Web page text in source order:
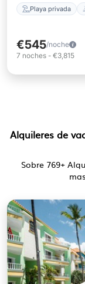
Playa privada
€545/noche
7 noches - €3,815
Alquileres de
Sobre 769+